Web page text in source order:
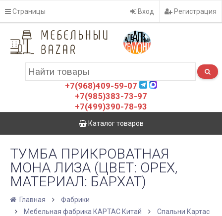
Страницы Вход Регистрация
+7(968)409-59-07
+7(985)383-73-97
+7(499)390-78-93
Каталог товаров
ТУМБА ПРИКРОВАТНАЯ
МОНА ЛИЗА (ЦВЕТ: ОРЕХ,
МАТЕРИАЛ: БАРХАТ)
Главная
Фабрики
Мебельная фабрика КАРТАС Китай
Спальни Картас